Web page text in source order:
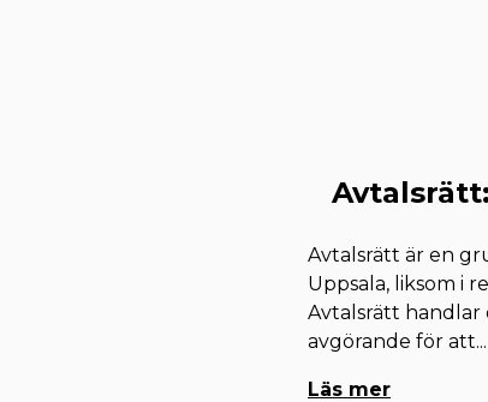
Avtalsrätt är en
Uppsala, liksom i
Avtalsrätt handlar
avgörande för att...
Läs mer